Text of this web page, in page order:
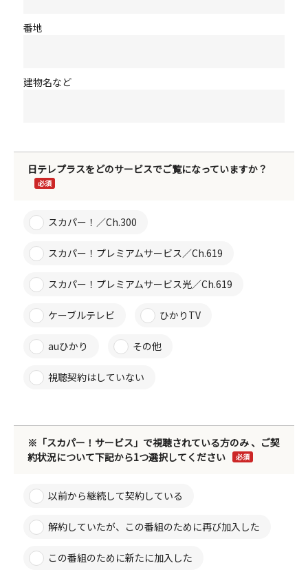
番地
建物名など
日テレプラスをどのサービスでご覧になっていますか？
必須
スカパー！／Ch.300
スカパー！プレミアムサービス／Ch.619
スカパー！プレミアムサービス光／Ch.619
ケーブルテレビ ひかりTV
auひかり その他
視聴契約はしていない
※「スカパー！サービス」で視聴されている方のみ 、ご契
約状況について下記から1つ選択してください
必須
以前から継続して契約している
解約していたが、この番組のために再び加入した
この番組のために新たに加入した